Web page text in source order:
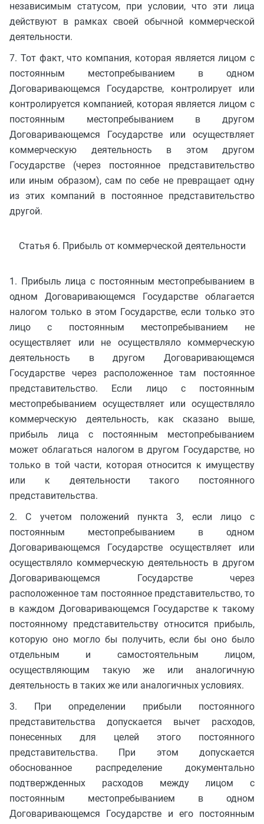
независимым статусом, при условии, что эти лица
действуют в рамках своей обычной коммерческой
деятельности.
7. Тот факт, что компания, которая является лицом с
постоянным местопребыванием в одном
Договаривающемся Государстве, контролирует или
контролируется компанией, которая является лицом с
постоянным местопребыванием в другом
Договаривающемся Государстве или осуществляет
коммерческую деятельность в этом другом
Государстве (через постоянное представительство
или иным образом), сам по себе не превращает одну
из этих компаний в постоянное представительство
другой.
Статья 6. Прибыль от коммерческой деятельности
1. Прибыль лица с постоянным местопребыванием в
одном Договаривающемся Государстве облагается
налогом только в этом Государстве, если только это
лицо с постоянным местопребыванием не
осуществляет или не осуществляло коммерческую
деятельность в другом Договаривающемся
Государстве через расположенное там постоянное
представительство. Если лицо с постоянным
местопребыванием осуществляет или осуществляло
коммерческую деятельность, как сказано выше,
прибыль лица с постоянным местопребыванием
может облагаться налогом в другом Государстве, но
только в той части, которая относится к имуществу
или к деятельности такого постоянного
представительства.
2. С учетом положений пункта 3, если лицо с
постоянным местопребыванием в одном
Договаривающемся Государстве осуществляет или
осуществляло коммерческую деятельность в другом
Договаривающемся Государстве через
расположенное там постоянное представительство, то
в каждом Договаривающемся Государстве к такому
постоянному представительству относится прибыль,
которую оно могло бы получить, если бы оно было
отдельным и самостоятельным лицом,
осуществляющим такую же или аналогичную
деятельность в таких же или аналогичных условиях.
3. При определении прибыли постоянного
представительства допускается вычет расходов,
понесенных для целей этого постоянного
представительства. При этом допускается
обоснованное распределение документально
подтвержденных расходов между лицом с
постоянным местопребыванием в одном
Договаривающемся Государстве и его постоянным